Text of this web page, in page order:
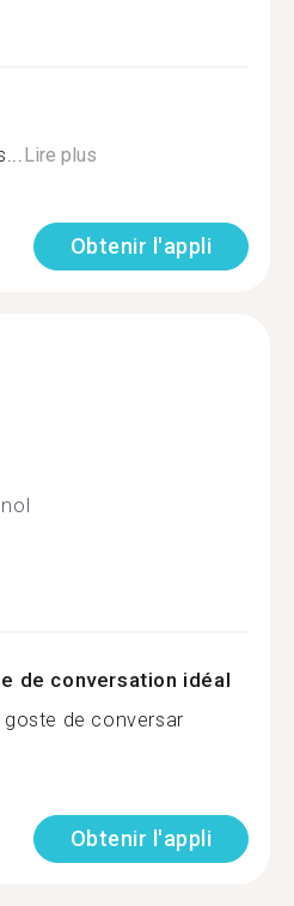
Lire plus
Obtenir l'appli
de conversation idéal
goste de conversar
Obtenir l'appli